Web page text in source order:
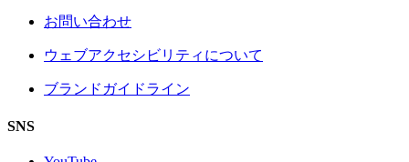
お問い合わせ
ウェブアクセシビリティについて
ブランドガイドライン
SNS